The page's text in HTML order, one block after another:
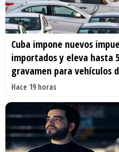
Cuba impone nuevos
importados y eleva hasta
gravamen para vehículos
Hace 19 horas